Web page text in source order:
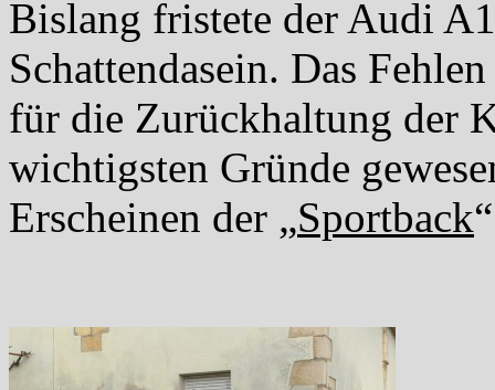
Bislang fristete der Audi
Schattendasein. Das
für die Zurückhaltung der
wichtigsten Gründe
Erscheinen der „Sportback